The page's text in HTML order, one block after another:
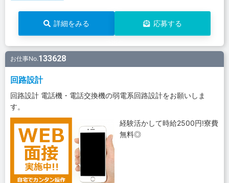
詳細をみる 応募する
お仕事No.133628
回路設計
回路設計 電話機・電話交換機の弱電系回路設計をお願いしま
す。
経験活かして時給2500円!寮費
無料◎